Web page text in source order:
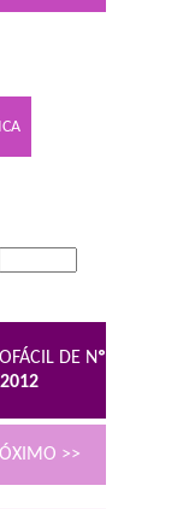
DE Nº
>>